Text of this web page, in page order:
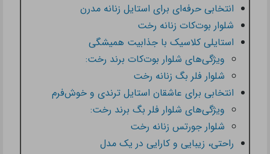
انتخابی حرفه‌ای برای استایل زنانه مدرن
شلوار بوت‌کات زنانه رخت
استایلی کلاسیک با جذابیت همیشگی
ویژگی‌های شلوار بوت‌کات برند رخت:
شلوار فلر بگ زنانه رخت
انتخابی برای عاشقان استایل ترندی و خوش‌فرم
ویژگی‌های شلوار فلر بگ برند رخت:
شلوار جورتس زنانه رخت
راحتی، زیبایی و کارایی در یک مدل